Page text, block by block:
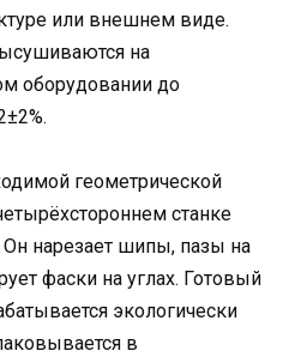
или внешнем виде.
на
оборудовании до
геометрической
станке
Он нарезает шипы, пазы на
фаски на углах. Готовый
экологически
в